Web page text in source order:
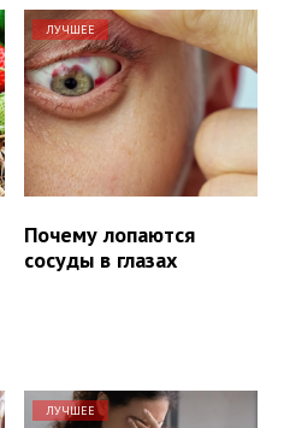
ЛУЧШЕЕ
Почему лопаются
сосуды в глазах
ЛУЧШЕЕ